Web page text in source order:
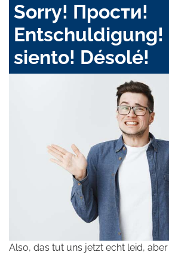
Sorry! Прости!
Entschuldigung!
siento! Désolé!
Also, das tut uns jetzt echt leid,